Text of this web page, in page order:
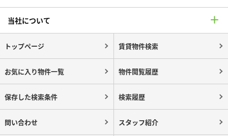
当社について
トップページ 賃貸物件検索
お気に入り物件一覧 物件閲覧履歴
保存した検索条件 検索履歴
問い合わせ スタッフ紹介